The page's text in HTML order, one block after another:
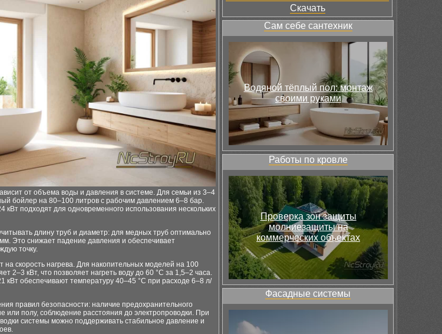
от объема воды и давления в системе. Для семьи из 3–4
бойлер на 80–100 литров с рабочим давлением 6–8 бар.
подходят для одновременного использования нескольких
длину труб и диаметр: для медных труб оптимально
Это снижает падение давления и обеспечивает
точку.
скорость нагрева. Для накопительных моделей на 100
2–3 кВт, что позволяет нагреть воду до 60 °C за 1,5–2 часа.
кВт обеспечивают температуру 40–45 °C при расходе 6–8 л/
правил безопасности: наличие предохранительного
или полу, соблюдение расстояния до электропроводки. При
системы можно поддерживать стабильное давление и
Скачать
Сам себе сантехник
Водяной тёплый пол: монтаж
своими руками
Работы по кровле
Проверка зон защиты
молниезащиты на
коммерческих объектах
Фасадные системы